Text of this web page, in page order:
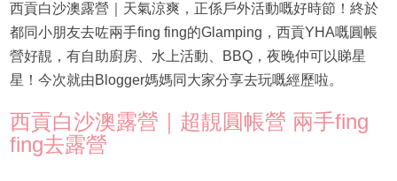
西貢白沙澳露營｜天氣涼爽，正係戶外活動嘅好時節！終於
都同小朋友去咗兩手fing fing的Glamping，西貢YHA嘅圓帳
營好靚，有自助廚房、水上活動、BBQ，夜晚仲可以睇星
星！今次就由Blogger媽媽同大家分享去玩嘅經歷啦。
西貢白沙澳露營｜超靚圓帳營 兩手fing
fing去露營